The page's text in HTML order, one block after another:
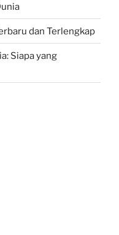
dan Terlengkap
Siapa yang